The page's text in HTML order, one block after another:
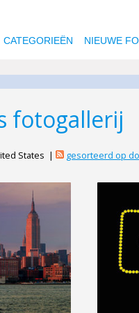
CATEGORIEËN NIEUWE
fotogallerij
States | gesorteerd op